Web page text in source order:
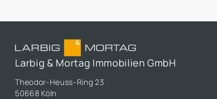
Larbig & Mortag Immobilien GmbH
Theodor-Heuss-Ring 23
50668 Köln